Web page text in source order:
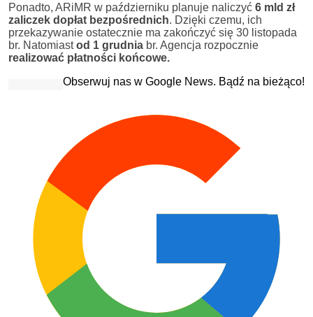
Ponadto, ARiMR w październiku planuje naliczyć 6 mld zł
zaliczek dopłat bezpośrednich. Dzięki czemu, ich
przekazywanie ostatecznie ma zakończyć się 30 listopada
br. Natomiastod 1 grudnia br. Agencja rozpocznie
realizować płatności końcowe.
Obserwuj nas w Google News. Bądź na bieżąco!